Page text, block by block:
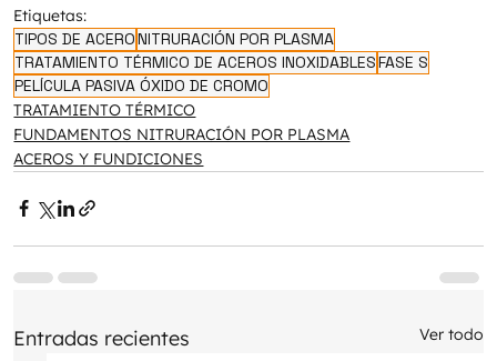
Etiquetas:
TIPOS DE ACERONITRURACIÓN POR PLASMA
TRATAMIENTO TÉRMICO DE ACEROS INOXIDABLESFASE S
PELÍCULA PASIVA ÓXIDO DE CROMO
TRATAMIENTO TÉRMICO
FUNDAMENTOS NITRURACIÓN POR PLASMA
ACEROS Y FUNDICIONES
Entradas recientes Ver todo